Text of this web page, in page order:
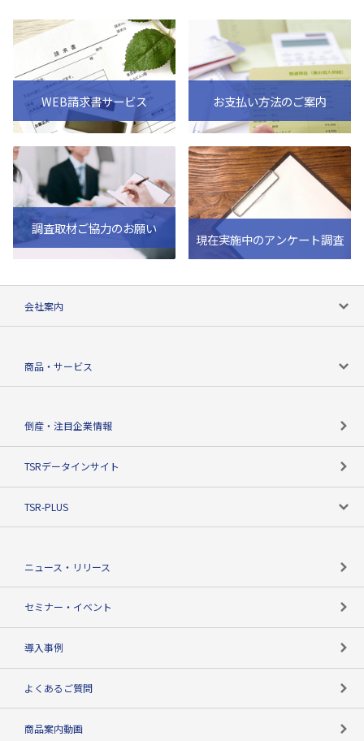
WEB請求書サービス お支払い方法のご案内
調査取材ご協力のお願い
現在実施中のアンケート調査
会社案内
商品・サービス
倒産・注目企業情報
TSRデータインサイト
TSR-PLUS
ニュース・リリース
セミナー・イベント
導入事例
よくあるご質問
商品案内動画